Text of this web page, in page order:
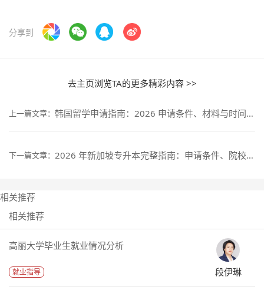
分享到
去主页浏览TA的更多精彩内容 >>
上一篇文章： 韩国留学申请指南：2026 申请条件、材料与时间规划
下一篇文章： 2026 年新加坡专升本完整指南：申请条件、院校选择与费用详解
相关推荐
相关推荐
高丽大学毕业生就业情况分析
就业指导 段伊琳